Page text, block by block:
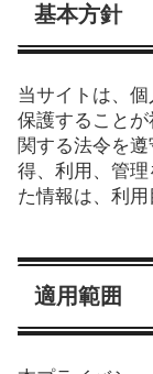
基本方針
当サイトは、
保護すること
関する法令を
得、利用、管
た情報は、利用
適用範囲